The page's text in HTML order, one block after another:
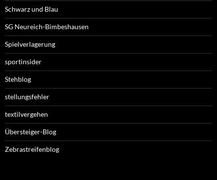
Schwarz und Blau
SG Neureich-Bimbeshausen
Spielverlagerung
sportinsider
Stehblog
stellungsfehler
textilvergehen
Übersteiger-Blog
Zebrastreifenblog